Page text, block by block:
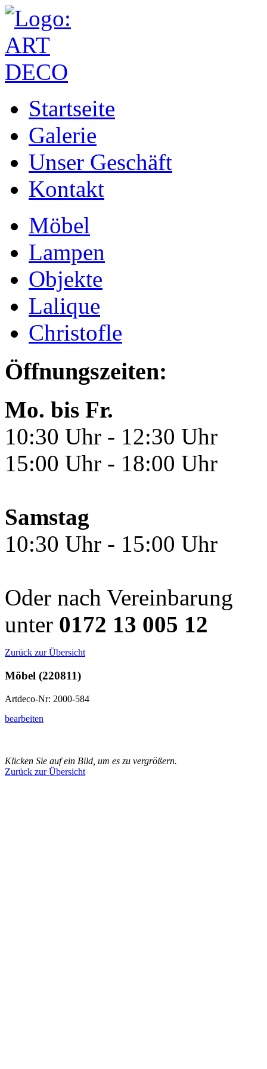
Startseite
Galerie
Unser Geschäft
Kontakt
Möbel
Lampen
Objekte
Lalique
Christofle
Öffnungszeiten:
Mo. bis Fr.
10:30 Uhr - 12:30 Uhr
15:00 Uhr - 18:00 Uhr
Samstag
10:30 Uhr - 15:00 Uhr
Oder nach Vereinbarung
unter 0172 13 005 12
Zurück zur Übersicht
Möbel (220811)
Artdeco-Nr: 2000-584
bearbeiten
Klicken Sie auf ein Bild, um es zu vergrößern.
Zurück zur Übersicht